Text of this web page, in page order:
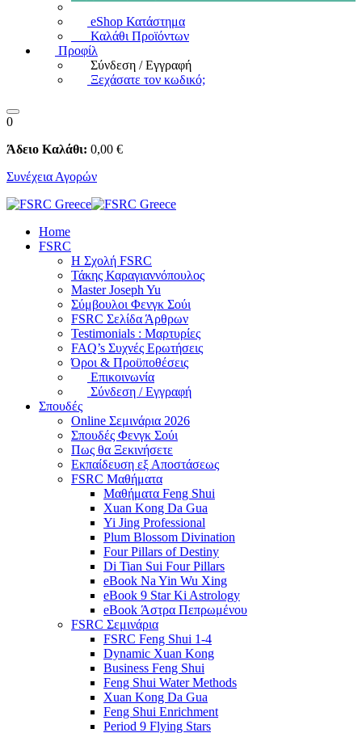
eShop Κατάστημα
Καλάθι Προϊόντων
Προφίλ
Σύνδεση / Εγγραφή
Ξεχάσατε τον κωδικό;
0
Άδειο Καλάθι: 0,00 €
Συνέχεια Αγορών
Home
FSRC
Η Σχολή FSRC
Τάκης Καραγιαννόπουλος
Master Joseph Yu
Σύμβουλοι Φενγκ Σούι
FSRC Σελίδα Άρθρων
Testimonials : Μαρτυρίες
FAQ’s Συχνές Ερωτήσεις
Όροι & Προϋποθέσεις
Επικοινωνία
Σύνδεση / Εγγραφή
Σπουδές
Online Σεμινάρια 2026
Σπουδές Φενγκ Σούι
Πως θα Ξεκινήσετε
Εκπαίδευση εξ Αποστάσεως
FSRC Μαθήματα
Μαθήματα Feng Shui
Xuan Kong Da Gua
Yi Jing Professional
Plum Blossom Divination
Four Pillars of Destiny
Di Tian Sui Four Pillars
eBook Na Yin Wu Xing
eBook 9 Star Ki Astrology
eBook Άστρα Πεπρωμένου
FSRC Σεμινάρια
FSRC Feng Shui 1-4
Dynamic Xuan Kong
Business Feng Shui
Feng Shui Water Methods
Xuan Kong Da Gua
Feng Shui Enrichment
Period 9 Flying Stars